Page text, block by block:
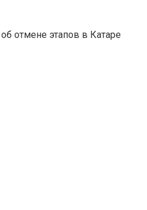
отмене этапов в Катаре